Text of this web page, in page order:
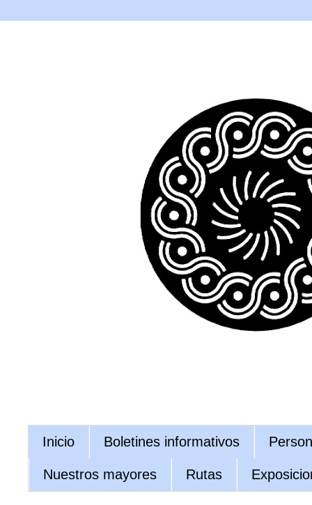
Inicio Boletines informativos
Nuestros mayores Rutas